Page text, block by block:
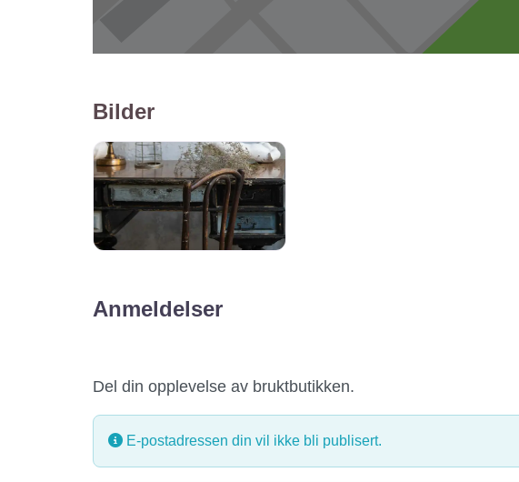
Bilder
Anmeldelser
Del din opplevelse av bruktbutikken.
E-postadressen din vil ikke bli publisert.